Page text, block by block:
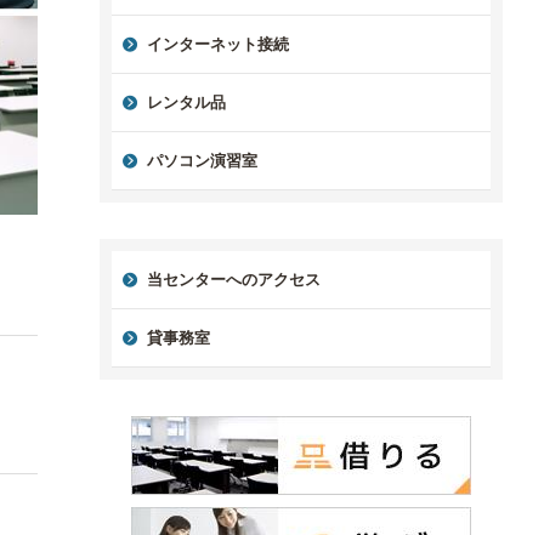
インターネット接続
レンタル品
パソコン演習室
当センターへのアクセス
貸事務室